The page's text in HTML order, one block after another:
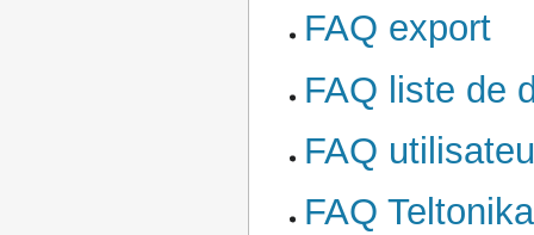
FAQ export
FAQ liste de
FAQ
FAQ Teltonika